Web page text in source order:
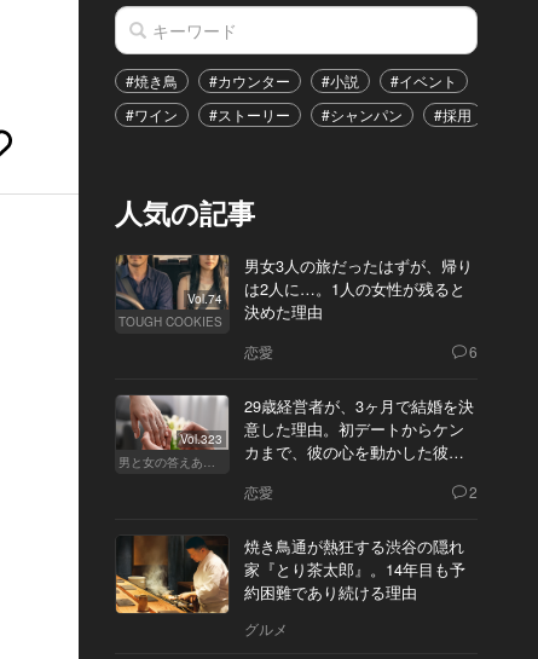
#焼き鳥 #カウンター #小説 #イベント
#ワイン
#ストーリー #シャンパン #採用
人気の記事
Vol.74
TOUGH COOKIES
男女3人の旅だったはずが、帰り
は2人に…。1人の女性が残ると
決めた理由
恋愛 6
Vol.323
男と女の答えあわせ【Q】
29歳経営者が、3ヶ月で結婚を決
意した理由。初デートからケン
カまで、彼の心を動かした彼女
恋愛 2
焼き鳥通が熱狂する渋谷の隠れ
家『とり茶太郎』。14年目も予
約困難であり続ける理由
グルメ